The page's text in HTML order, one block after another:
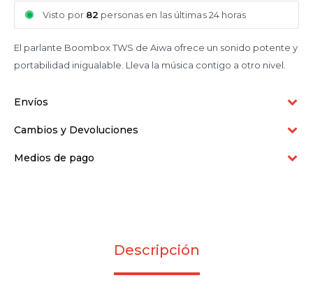
Visto por 82 personas en las últimas 24 horas
El parlante Boombox TWS de Aiwa ofrece un sonido potente y
portabilidad inigualable. Lleva la música contigo a otro nivel.
Envíos
Cambios y Devoluciones
Medios de pago
Descripción